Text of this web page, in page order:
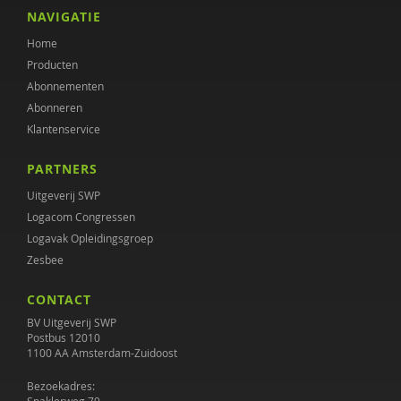
Henk Ferwerda
Maaike Habra
Jan Hendriks
Simone 't Hooft
Janine Janssen
Wouter Jongebreur
Rosa Koenraadt
Anouk Kok
Margriet Lenkens
NAVIGATIE
Home
Producten
Abonnementen
Abonneren
Klantenservice
PARTNERS
Uitgeverij SWP
Logacom Congressen
Logavak Opleidingsgroep
Zesbee
CONTACT
BV Uitgeverij SWP
Postbus 12010
1100 AA Amsterdam-Zuidoost
Bezoekadres: